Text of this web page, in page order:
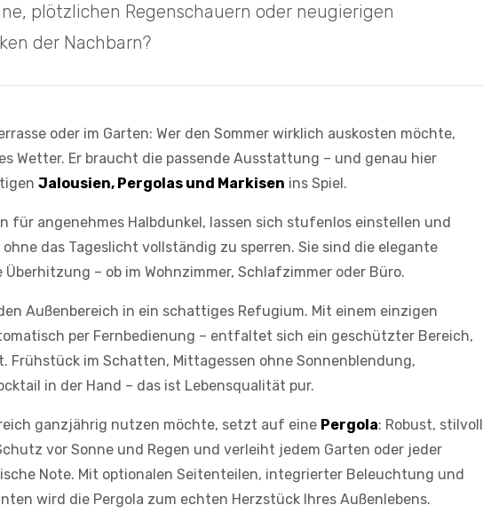
plötzlichen Regenschauern oder neugierigen
der Nachbarn?
oder im Garten: Wer den Sommer wirklich auskosten möchte,
Wetter. Er braucht die passende Ausstattung – und genau hier
Jalousien, Pergolas und Markisen ins Spiel.
für angenehmes Halbdunkel, lassen sich stufenlos einstellen und
das Tageslicht vollständig zu sperren. Sie sind die elegante
– ob im Wohnzimmer, Schlafzimmer oder Büro.
Außenbereich in ein schattiges Refugium. Mit einem einzigen
per Fernbedienung – entfaltet sich ein geschützter Bereich,
Frühstück im Schatten, Mittagessen ohne Sonnenblendung,
in der Hand – das ist Lebensqualität pur.
ganzjährig nutzen möchte, setzt auf eine Pergola: Robust, stilvoll
vor Sonne und Regen und verleiht jedem Garten oder jeder
Note. Mit optionalen Seitenteilen, integrierter Beleuchtung und
wird die Pergola zum echten Herzstück Ihres Außenlebens.